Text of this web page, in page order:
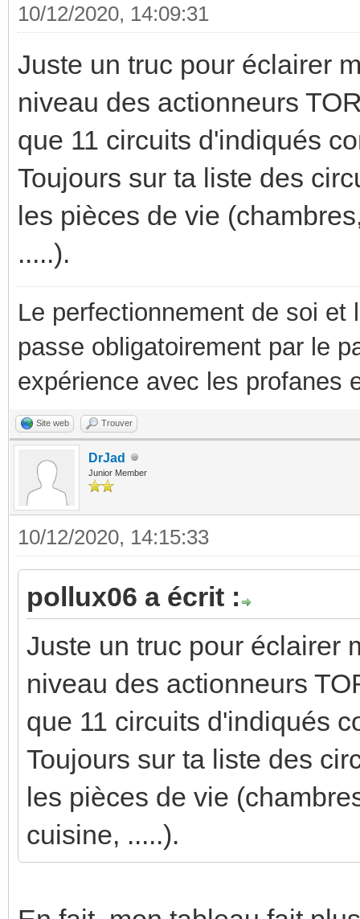
10/12/2020, 14:09:31
Juste un truc pour éclairer
niveau des actionneurs
que 11 circuits d'indiqués
Toujours sur ta liste des
les pièces de vie
.....).
Le perfectionnement de soi
passe obligatoirement par le
expérience avec les profanes
Site web Trouver
DrJad
Junior Member
10/12/2020, 14:15:33
pollux06 a écrit :
Juste un truc pour éclairer
niveau des actionneurs
que 11 circuits d'indiqués
Toujours sur ta liste des
les pièces de vie
cuisine, .....).